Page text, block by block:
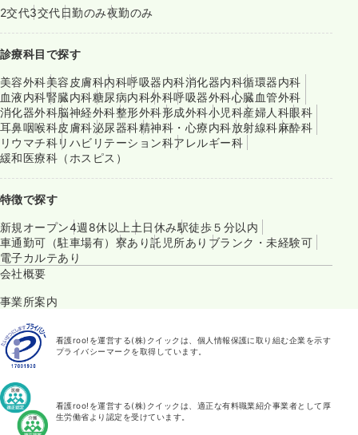
2交代3交代日勤のみ夜勤のみ
診療科目で探す
美容外科美容皮膚科内科呼吸器内科消化器内科循環器内科
血液内科腎臓内科糖尿病内科外科呼吸器外科心臓血管外科
消化器外科脳神経外科整形外科形成外科小児科産婦人科眼科
耳鼻咽喉科皮膚科泌尿器科精神科・心療内科放射線科麻酔科
リウマチ科リハビリテーション科アレルギー科
緩和医療科（ホスピス）
特徴で探す
新規オープン4週8休以上 土日休み駅徒歩５分以内
車通勤可（駐車場有） 寮あり託児所あり ブランク・未経験可
電子カルテあり
会社概要
事業所案内
看護roo!を運営する(株)クイックは、個人情報保護に取り組む企業を示す
プライバシーマークを取得しています。
看護roo!を運営する(株)クイックは、適正な有料職業紹介事業者として厚
生労働省より認定を受けています。